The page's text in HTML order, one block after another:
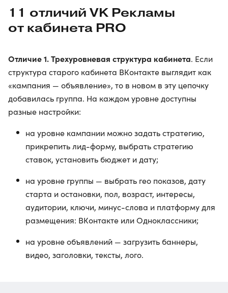
11 отличий VK Рекламы
от кабинета PRO
Отличие 1. Трехуровневая структура кабинета. Если
структура старого кабинета ВКонтакте выглядит как
«кампания — объявление», то в новом в эту цепочку
добавилась группа. На каждом уровне доступны
разные настройки:
на уровне кампании можно задать стратегию,
прикрепить лид-форму, выбрать стратегию
ставок, установить бюджет и дату;
на уровне группы — выбрать гео показов, дату
старта и остановки, пол, возраст, интересы,
аудитории, ключи, минус-слова и платформу для
размещения: ВКонтакте или Одноклассники;
на уровне объявлений — загрузить баннеры,
видео, заголовки, тексты, лого.